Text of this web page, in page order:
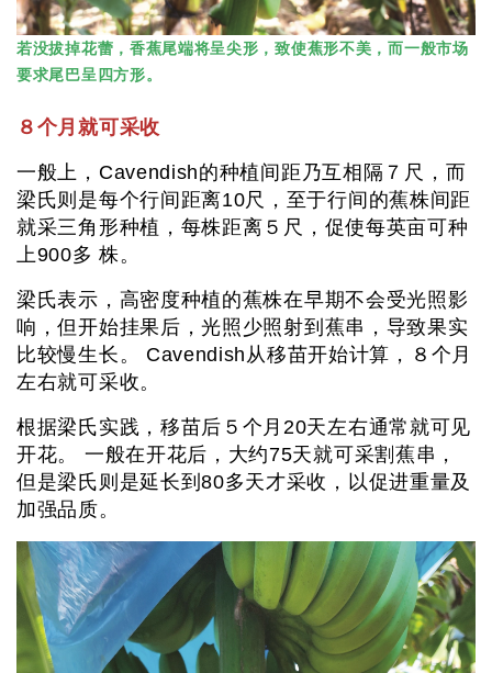
若没拔掉花蕾，香蕉尾端将呈尖形，致使蕉形不美，而一般市场
要求尾巴呈四方形。
８个月就可采收
一般上，Cavendish的种植间距乃互相隔７尺，而
梁氏则是每个行间距离10尺，至于行间的蕉株间距
就采三角形种植，每株距离５尺，促使每英亩可种
上900多 株。
梁氏表示，高密度种植的蕉株在早期不会受光照影
响，但开始挂果后，光照少照射到蕉串，导致果实
比较慢生长。 Cavendish从移苗开始计算，８个月
左右就可采收。
根据梁氏实践，移苗后５个月20天左右通常就可见
开花。 一般在开花后，大约75天就可采割蕉串，
但是梁氏则是延长到80多天才采收，以促进重量及
加强品质。